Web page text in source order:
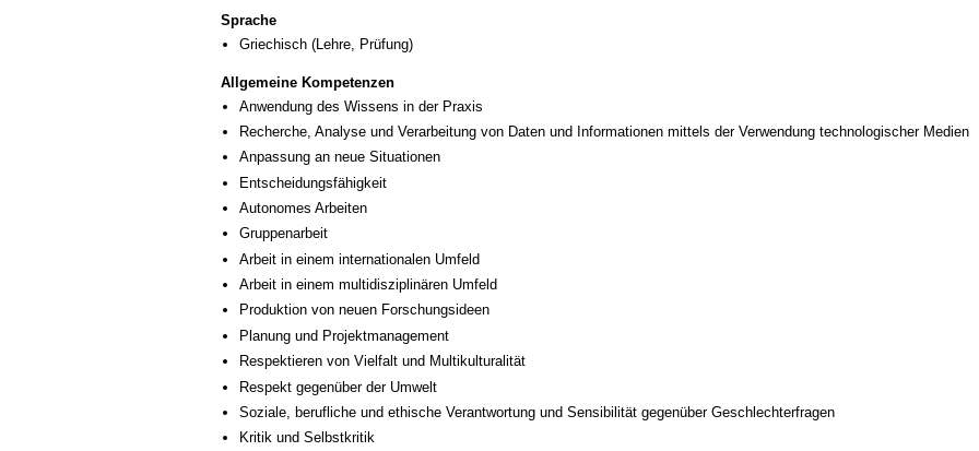
Sprache
Griechisch (Lehre, Prüfung)
Allgemeine Kompetenzen
Anwendung des Wissens in der Praxis
Recherche, Analyse und Verarbeitung von Daten und Informationen mittels der Verwendung technologischer Medien
Anpassung an neue Situationen
Entscheidungsfähigkeit
Autonomes Arbeiten
Gruppenarbeit
Arbeit in einem internationalen Umfeld
Arbeit in einem multidisziplinären Umfeld
Produktion von neuen Forschungsideen
Planung und Projektmanagement
Respektieren von Vielfalt und Multikulturalität
Respekt gegenüber der Umwelt
Soziale, berufliche und ethische Verantwortung und Sensibilität gegenüber Geschlechterfragen
Kritik und Selbstkritik